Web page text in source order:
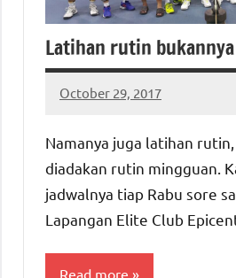
Latihan rutin
October 29, 2017
ptgiait
Namanya juga latihan
diadakan rutin mingguan.
jadwalnya tiap Rabu sore
Lapangan Elite Club
Read more